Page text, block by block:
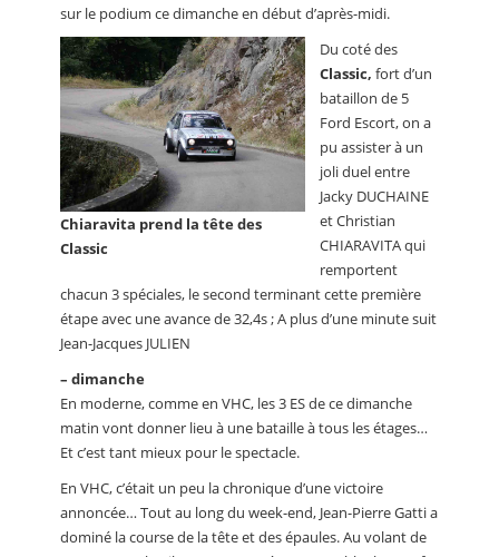
sur le podium ce dimanche en début d’après-midi.
Chiaravita prend la tête des
Classic
Du coté des
Classic, fort d’un
bataillon de 5
Ford Escort, on a
pu assister à un
joli duel entre
Jacky DUCHAINE
et Christian
CHIARAVITA qui
remportent
chacun 3 spéciales, le second terminant cette première
étape avec une avance de 32,4s ; A plus d’une minute suit
Jean-Jacques JULIEN
– dimanche
En moderne, comme en VHC, les 3 ES de ce dimanche
matin vont donner lieu à une bataille à tous les étages…
Et c’est tant mieux pour le spectacle.
En VHC, c’était un peu la chronique d’une victoire
annoncée… Tout au long du week-end, Jean-Pierre Gatti a
dominé la course de la tête et des épaules. Au volant de